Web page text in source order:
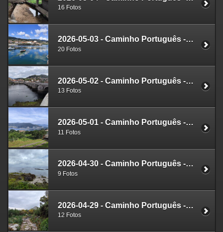
16 Fotos
2026-05-03 - Caminho Português - E Spiritual - Pontevedra - Combarro
20 Fotos
2026-05-02 - Caminho Português - Redondela - Pontevedra
13 Fotos
2026-05-01 - Caminho Português - Vigo - Redondela
11 Fotos
2026-04-30 - Caminho Português - Nigrán - Vigo
9 Fotos
2026-04-29 - Caminho Português - O Porto - Nigrán
12 Fotos